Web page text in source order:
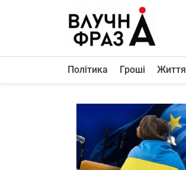
Політика
Лайфстайл
ТехноНаука
Політика Гроші Життя